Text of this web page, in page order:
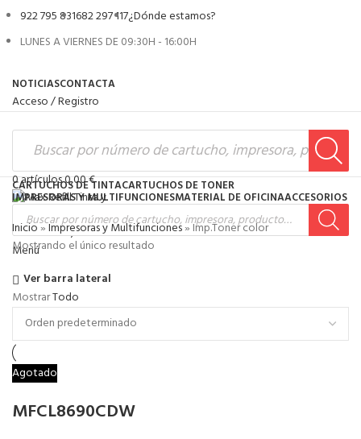
922 795 831682 297 117¿Dónde estamos?
LUNES A VIERNES DE 09:30H - 16:00H
NOTICIASCONTACTA
Acceso / Registro
0artículos0,00€
0artículos0,00€
Menú
CARTUCHOS DE TINTACARTUCHOS DE TONER
IMPRESORAS Y MULTIFUNCIONESMATERIAL DE OFICINAACCESORIOS
Inicio»Impresoras y Multifunciones»Imp.Toner color
Mostrando el único resultado
Ver barra lateral
MostrarTodo
Agotado
MFCL8690CDW